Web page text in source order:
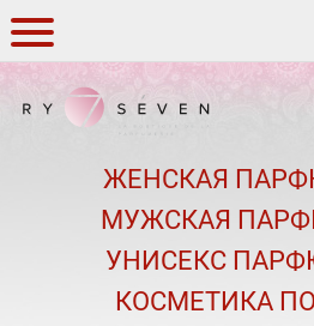
КАК
О
ПОДАРКИ К
ЖЕНСКАЯ
МУЖСКАЯ
УНИСЕКС
КОСМЕТИКА